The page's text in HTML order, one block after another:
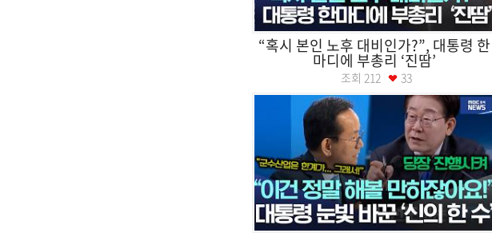
“혹시 본인 노후 대비인가?”, 대통령 한
마디에 부총리 ‘진땀’
조회 212 33